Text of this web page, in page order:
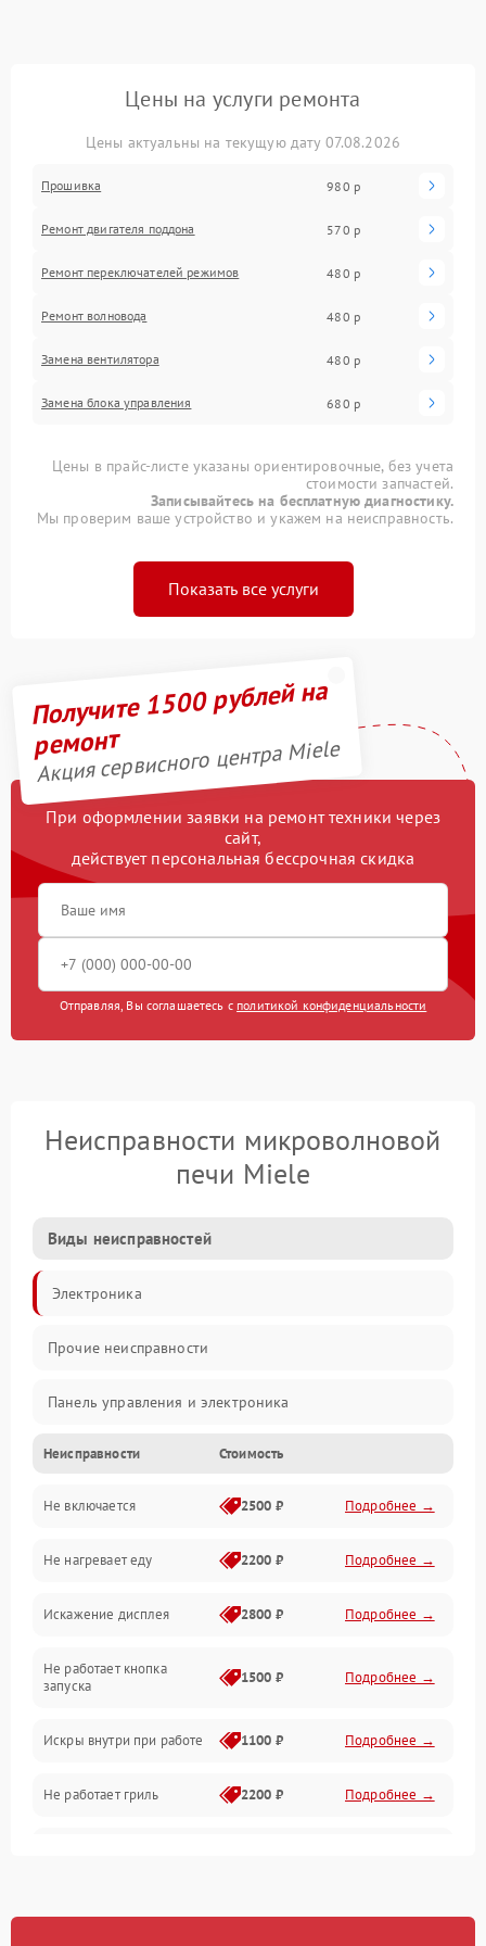
Цены на услуги ремонта
Цены актуальны на текущую дату 07.08.2026
Прошивка 980 р
Ремонт двигателя поддона 570 р
Ремонт переключателей режимов 480 р
Ремонт волновода 480 р
Замена вентилятора 480 р
Замена блока управления 680 р
Цены в прайс-листе указаны ориентировочные, без учета
стоимости запчастей.
Записывайтесь на бесплатную диагностику.
Мы проверим ваше устройство и укажем на неисправность.
Показать все услуги
Получите 1500 рублей на
ремонт
Акция сервисного центра Miele
При оформлении заявки на ремонт техники через
сайт,
действует персональная бессрочная скидка
Отправляя, Вы соглашаетесь с политикой конфиденциальности
Неисправности микроволновой
печи Miele
Виды неисправностей
Электроника
Прочие неисправности
Панель управления и электроника
Дверца и корпус
Механика и внутренние элементы
Механические повреждения
Питание и запуск
Нагрев и приготовление
Программное обеспечение
Неисправности Стоимость
Не включается 2500 ₽ Подробнее →
Не нагревает еду 2200 ₽ Подробнее →
Искажение дисплея 2800 ₽ Подробнее →
Не работает кнопка
запуска
1500 ₽ Подробнее →
Искры внутри при работе 1100 ₽ Подробнее →
Не работает гриль 2200 ₽ Подробнее →
Появление запаха гари 2400 ₽ Подробнее →